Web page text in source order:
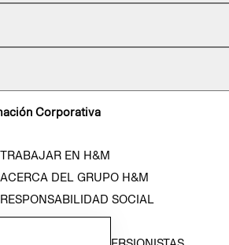
Corporativa
TRABAJAR EN H&M
ACERCA DEL GRUPO H&M
RESPONSABILIDAD SOCIAL
PRENSA